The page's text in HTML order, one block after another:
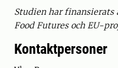
Studien har
Food Futures och EU-
Kontaktpersoner